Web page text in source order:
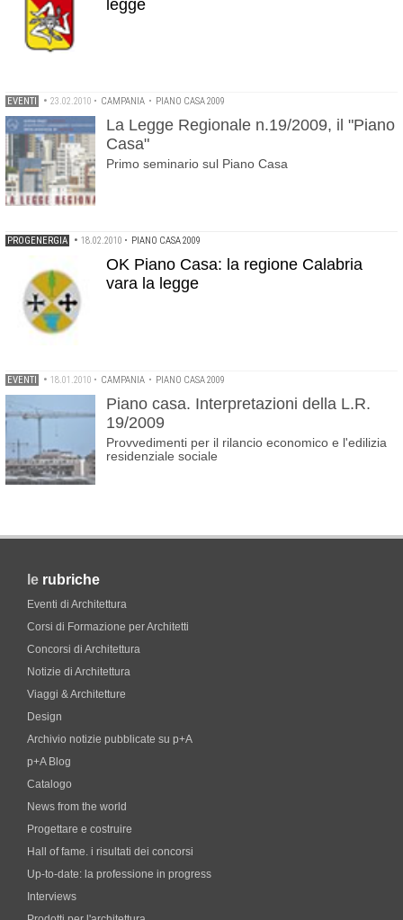
legge
EVENTI • 23.02.2010 • CAMPANIA • PIANO CASA 2009
La Legge Regionale n.19/2009, il "Piano
Casa"
Primo seminario sul Piano Casa
PROGENERGIA • 18.02.2010 • PIANO CASA 2009
OK Piano Casa: la regione Calabria
vara la legge
EVENTI • 18.01.2010 • CAMPANIA • PIANO CASA 2009
Piano casa. Interpretazioni della L.R.
19/2009
Provvedimenti per il rilancio economico e l'edilizia
residenziale sociale
le rubriche
Eventi di Architettura
Corsi di Formazione per Architetti
Concorsi di Architettura
Notizie di Architettura
Viaggi & Architetture
Design
Archivio notizie pubblicate su p+A
p+A Blog
Catalogo
News from the world
Progettare e costruire
Hall of fame. i risultati dei concorsi
Up-to-date: la professione in progress
Interviews